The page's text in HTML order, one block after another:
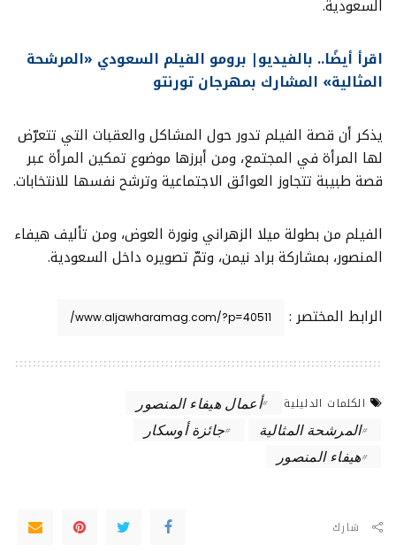
السعودية.
اقرأ أيضًا.. بالفيديو| برومو الفيلم السعودي «المرشحة
المثالية» المشارك بمهرجان تورنتو
يذكر أن قصة الفيلم تدور حول المشاكل والعقبات التي تتعرّض
لها المرأة في المجتمع، ومن أبرزها موضوع تمكين المرأة عبر
قصة طبيبة تتجاوز العوائق الاجتماعية وترشح نفسها للانتخابات.
الفيلم من بطولة ميلا الزهراني ونورة العوض، ومن تأليف هيفاء
المنصور، بمشاركة براد نيمن، وتمّ تصويره داخل السعودية.
الرابط المختصر :
الكلمات الدليلية
أعمال هيفاء المنصور
المرشحة المثالية
جائزة أوسكار
هيفاء المنصور
شارك